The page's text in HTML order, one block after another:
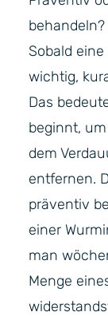
behandeln?
Sobald
wichtig,
Das
beginnt,
dem
entfernen.
präventiv
einer
man
Menge